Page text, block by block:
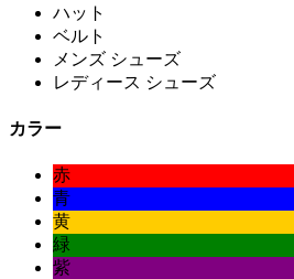
ハット
ベルト
メンズ シューズ
レディース シューズ
カラー
赤
青
黄
緑
紫